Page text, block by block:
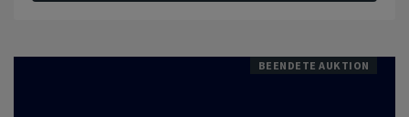
BEENDETE AUKTION